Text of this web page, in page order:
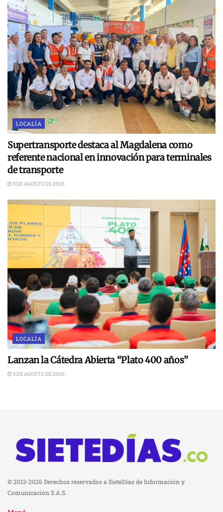
LOCALÍA
Supertransporte destaca al Magdalena como
referente nacional en innovación para terminales
de transporte
5 DE AGOSTO DE 2026
LOCALÍA
Lanzan la Cátedra Abierta “Plato 400 años”
5 DE AGOSTO DE 2026
© 2013-2026 Derechos reservados a SieteDías de Información y
Comunicación S.A.S.